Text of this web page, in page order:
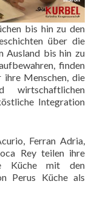
bis hin zu den
über die
Ausland bis hin zu
finden
ihre Menschen, die
wirtschaftlichen
Integration
Ferran Adria,
Rey teilen ihre
Küche mit den
Perus Küche als